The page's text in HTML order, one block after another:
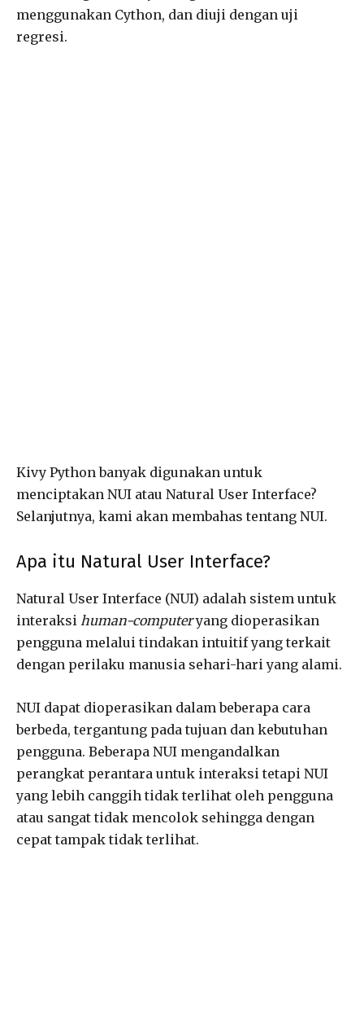
menggunakan Cython, dan diuji dengan uji
regresi.
Kivy Python banyak digunakan untuk
menciptakan NUI atau Natural User Interface?
Selanjutnya, kami akan membahas tentang NUI.
Apa itu Natural User Interface?
Natural User Interface (NUI) adalah sistem untuk
interaksi human-computeryang dioperasikan
pengguna melalui tindakan intuitif yang terkait
dengan perilaku manusia sehari-hari yang alami.
NUI dapat dioperasikan dalam beberapa cara
berbeda, tergantung pada tujuan dan kebutuhan
pengguna. Beberapa NUI mengandalkan
perangkat perantara untuk interaksi tetapi NUI
yang lebih canggih tidak terlihat oleh pengguna
atau sangat tidak mencolok sehingga dengan
cepat tampak tidak terlihat.